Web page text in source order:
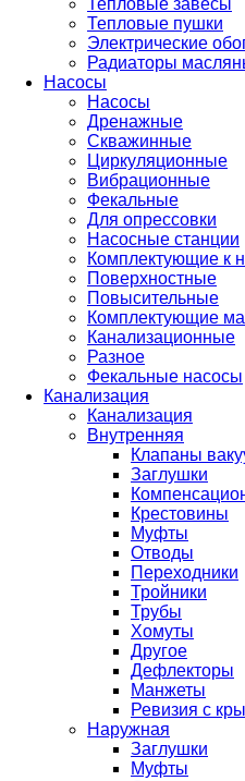
Тепловые завесы
Тепловые пушки
Электрические
Радиаторы
Насосы
Насосы
Дренажные
Скважинные
Циркуляционные
Вибрационные
Фекальные
Для опрессовки
Насосные станции
Комплектующие к
Поверхностные
Повысительные
Комплектующие
Канализационные
Разное
Фекальные насосы
Канализация
Канализация
Внутренняя
Клапаны
Заглушки
Крестовины
Муфты
Отводы
Переходники
Тройники
Трубы
Хомуты
Другое
Дефлекторы
Манжеты
Ревизия с
Наружная
Заглушки
Муфты